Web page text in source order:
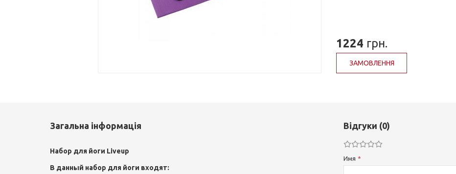
1224 грн.
ЗАМОВЛЕННЯ
Загальна інформація
Набор для йоги Liveup
В данный набор для йоги входят:
Відгуки (0)
Имя